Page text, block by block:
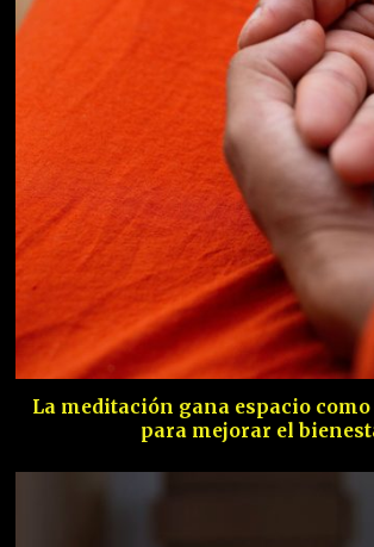
La meditación gana espacio
para mejorar el